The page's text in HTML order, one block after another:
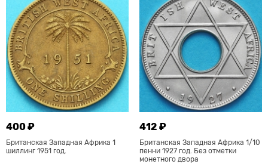
400 ₽
Британская Западная Африка 1
шиллинг 1951 год.
412 ₽
Британская Западная Африка 1/10
пенни 1927 год. Без отметки
монетного двора